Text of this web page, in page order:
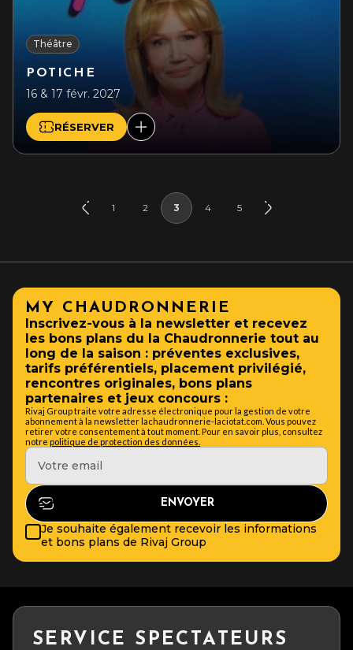
Théâtre
POTICHE
16 & 17 févr. 2027
RÉSERVER
1 2 3 4 5
MY CHAUDRONNERIE
Inscrivez-vous à la newsletter et recevez
les bons plans du la Chaudronnerie tout au
long de la saison : préventes exclusives,
tarifs préférentiels, placement privilégié,
rencontres originales, bons plans
partenaires et jeux concours :
Rivaj Group traite votre adresse électronique pour la gestion de votre
abonnement à la newsletter lachaudronnerie-laciotat.com. Vous pouvez
retirer votre consentement à tout moment. Pour en savoir plus, consultez
notre politique de protection des données.
Je souhaite également recevoir les informations
et bons plans de Rivaj Group
SERVICE SPECTATEURS